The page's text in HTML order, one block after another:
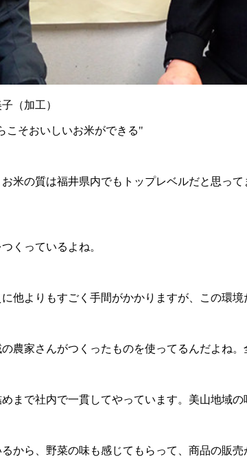
（加工）
こそおいしいお米ができる"
米の質は福井県内でもトップレベルだと思っ
くっているよね。
他よりもすごく手間がかかりますが、この環
農家さんがつくったものを使ってるんだよね
まで社内で一貫してやっています。美山地域の
から、野菜の味も感じてもらって、商品の販